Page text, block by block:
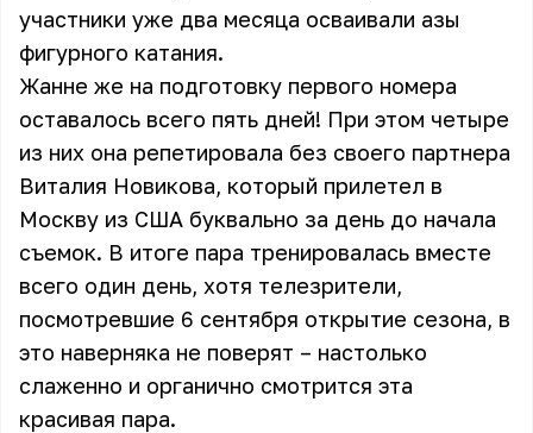
участники уже два месяца осваивали азы
фигурного катания.
Жанне же на подготовку первого номера
оставалось всего пять дней! При этом четыре
из них она репетировала без своего партнера
Виталия Новикова, который прилетел в
Москву из США буквально за день до начала
съемок. В итоге пара тренировалась вместе
всего один день, хотя телезрители,
посмотревшие 6 сентября открытие сезона, в
это наверняка не поверят – настолько
слаженно и органично смотрится эта
красивая пара.